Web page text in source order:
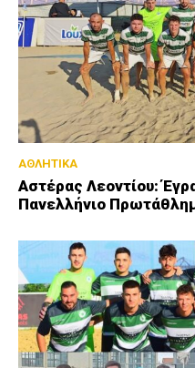
ΑΘΛΗΤΙΚΑ
Αστέρας Λεοντίου:
Πανελλήνιο